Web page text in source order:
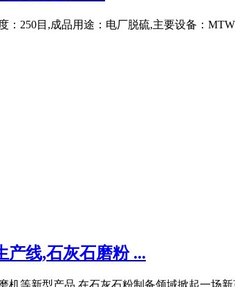
250目,成品用途：电厂脱硫,主要设备：
产线,石灰石磨粉 ...
等新型产品,在石灰石粉制备领域掀起一场